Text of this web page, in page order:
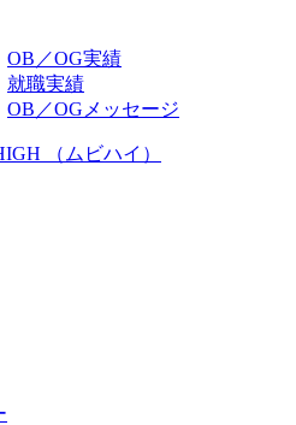
OB／OG実績
就職実績
OB／OGメッセージ
（ムビハイ）